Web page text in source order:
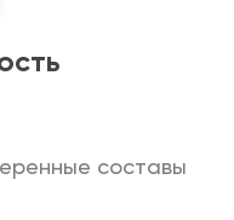
составы